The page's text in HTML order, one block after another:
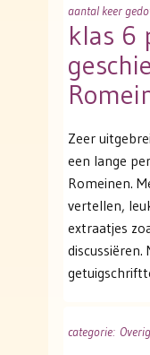
aantal keer
klas 6
Zeer
een lange
Romeinen.
vertellen,
extraatjes
categorie: Overig